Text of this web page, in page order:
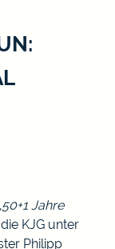
50+1 Jahre
KJG unter
Philipp